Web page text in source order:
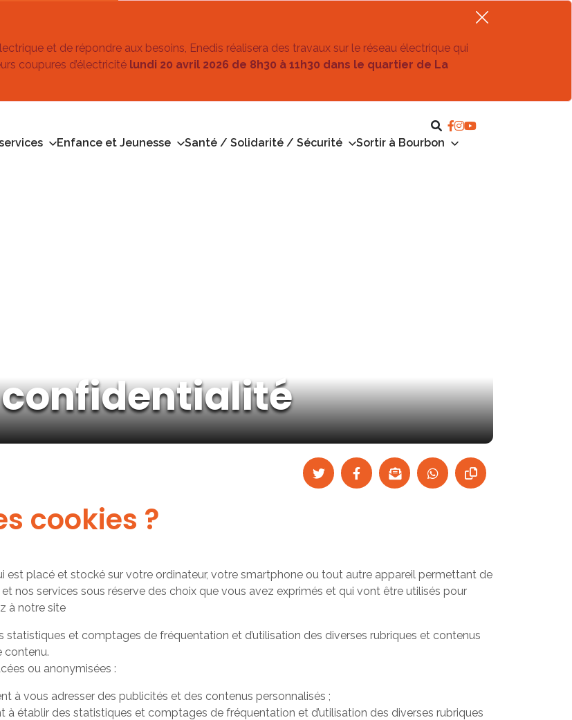
et de répondre aux besoins, Enedis réalisera des travaux sur le réseau électrique qui
coupures d’électricité lundi 20 avril 2026 de 8h30 à 11h30 dans le quartier de La
Enfance et Jeunesse Santé / Solidarité / Sécurité
Sortir à Bourbon
cookies ?
est placé et stocké sur votre ordinateur, votre smartphone ou tout autre appareil permettant de
nos services sous réserve des choix que vous avez exprimés et qui vont être utilisés pour
à notre site
et comptages de fréquentation et d’utilisation des diverses rubriques et contenus
contenu.
ou anonymisées :
à vous adresser des publicités et des contenus personnalisés ;
établir des statistiques et comptages de fréquentation et d’utilisation des diverses rubriques